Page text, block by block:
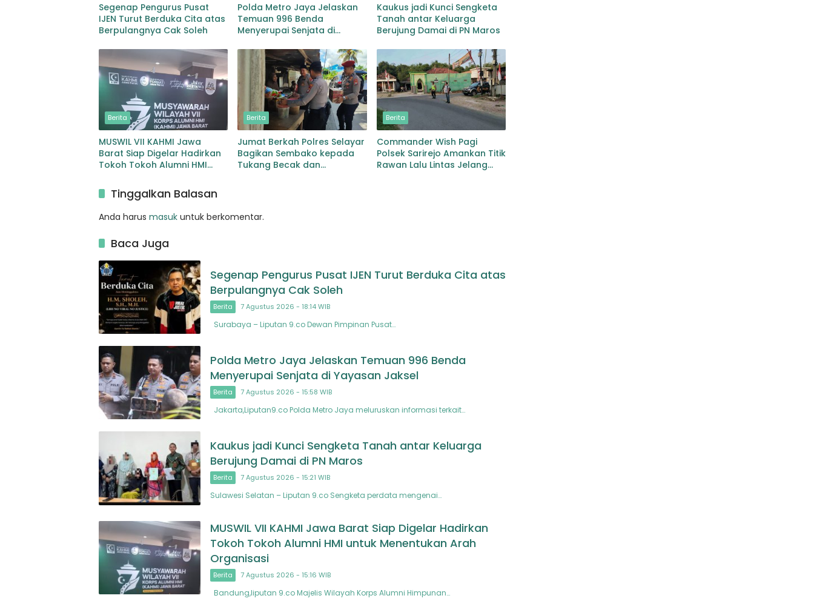
Segenap Pengurus Pusat
IJEN Turut Berduka Cita atas
Berpulangnya Cak Soleh
Polda Metro Jaya Jelaskan
Temuan 996 Benda
Menyerupai Senjata di
Kaukus jadi Kunci Sengketa
Tanah antar Keluarga
Berujung Damai di PN Maros
Berita
MUSWIL VII KAHMI Jawa
Barat Siap Digelar Hadirkan
Tokoh Tokoh Alumni HMI
Organisasi
Berita
Jumat Berkah Polres Selayar
Bagikan Sembako kepada
Tukang Becak dan
Berita
Commander Wish Pagi
Polsek Sarirejo Amankan Titik
Rawan Lalu Lintas Jelang
Tinggalkan Balasan
Anda harus masuk untuk berkomentar.
Baca Juga
Segenap Pengurus Pusat IJEN Turut Berduka Cita atas
Berpulangnya Cak Soleh
Berita 7 Agustus 2026 - 18:14 WIB
Surabaya – Liputan 9.co Dewan Pimpinan Pusat…
Polda Metro Jaya Jelaskan Temuan 996 Benda
Menyerupai Senjata di Yayasan Jaksel
Berita 7 Agustus 2026 - 15:58 WIB
Jakarta,Liputan9.co Polda Metro Jaya meluruskan informasi terkait…
Kaukus jadi Kunci Sengketa Tanah antar Keluarga
Berujung Damai di PN Maros
Berita 7 Agustus 2026 - 15:21 WIB
Sulawesi Selatan – Liputan 9.co Sengketa perdata mengenai…
MUSWIL VII KAHMI Jawa Barat Siap Digelar Hadirkan
Tokoh Tokoh Alumni HMI untuk Menentukan Arah
Organisasi
Berita 7 Agustus 2026 - 15:16 WIB
Bandung,liputan 9.co Majelis Wilayah Korps Alumni Himpunan…